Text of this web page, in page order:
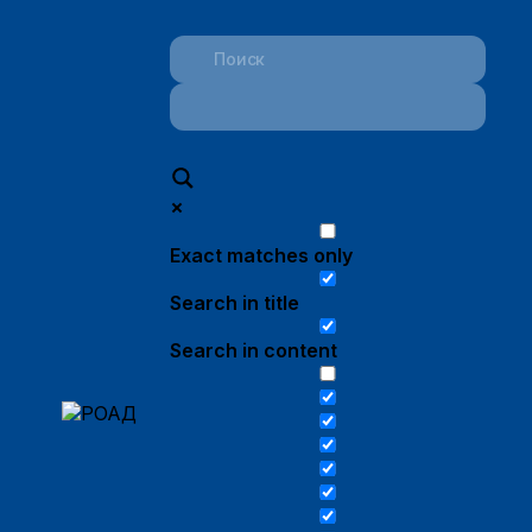
Exact matches only
Search in title
Search in content